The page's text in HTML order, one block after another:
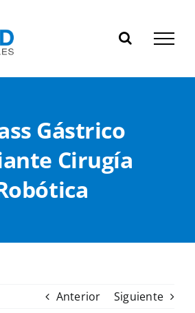
Gástrico
Cirugía
Anterior Siguiente